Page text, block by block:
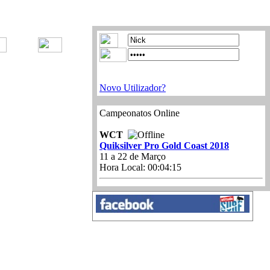
Novo Utilizador?
Campeonatos Online
WCT
Quiksilver Pro Gold Coast 2018
11 a 22 de Março
Hora Local: 00:04:15